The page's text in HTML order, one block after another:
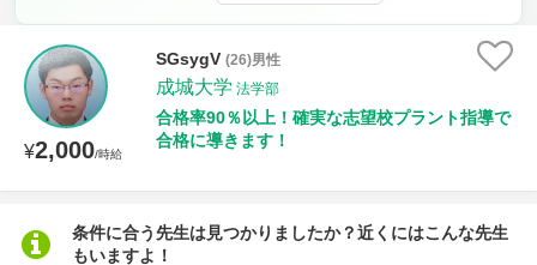
¥2,000/時給
SGsygV (26)男性
成城大学 法学部
合格率90％以上！確実な志望校プラント指導で
合格に導きます！
条件に合う先生は見つかりましたか？近くにはこんな先生
もいますよ！
時給：¥1,000 ～ ¥10,000
授業可能日
土曜日 日曜日